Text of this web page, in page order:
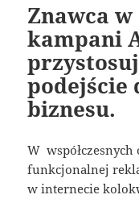
Znawca
kampani
podejście
biznesu.
W współczesnych
funkcjonalnej
w internecie